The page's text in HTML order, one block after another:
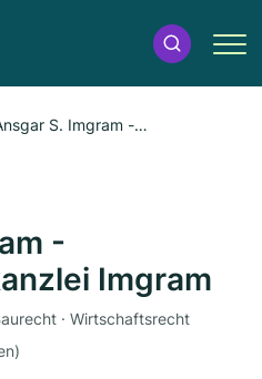
S. Imgram -
-
Imgram
· Wirtschaftsrecht